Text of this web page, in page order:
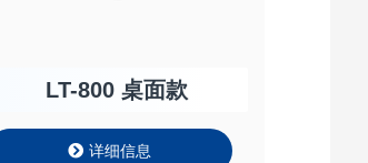
LT-800 桌面款
详细信息